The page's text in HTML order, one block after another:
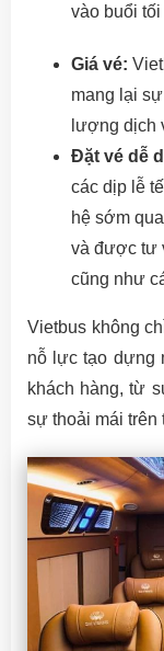
vào buổi
Giá vé:
mang lại
lượng dịch
Đặt vé dễ
các dịp lễ
hệ sớm
và được tư
cũng như
Vietbus không
nỗ lực tạo dựng
khách hàng, từ
sự thoải mái